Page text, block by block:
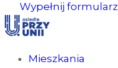
Wypełnij formularz
Mieszkania